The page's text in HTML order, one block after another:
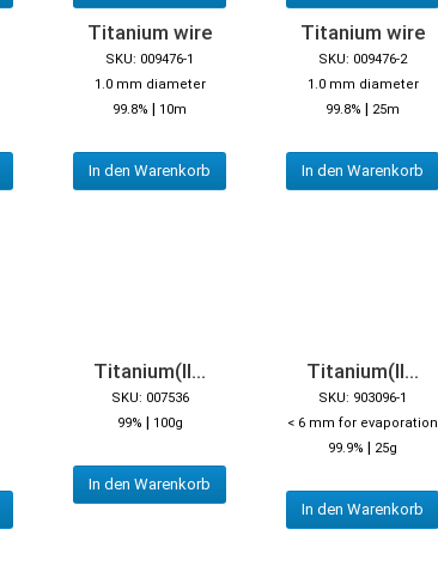
Titanium wire
SKU: 009476-1
1.0 mm diameter
99.8% | 10m
In den Warenkorb
Titanium wire
SKU: 009476-2
1.0 mm diameter
99.8% | 25m
In den Warenkorb
Titanium(II...
SKU: 007536
99% | 100g
In den Warenkorb
Titanium(II...
SKU: 903096-1
< 6 mm for evaporation
99.9% | 25g
In den Warenkorb